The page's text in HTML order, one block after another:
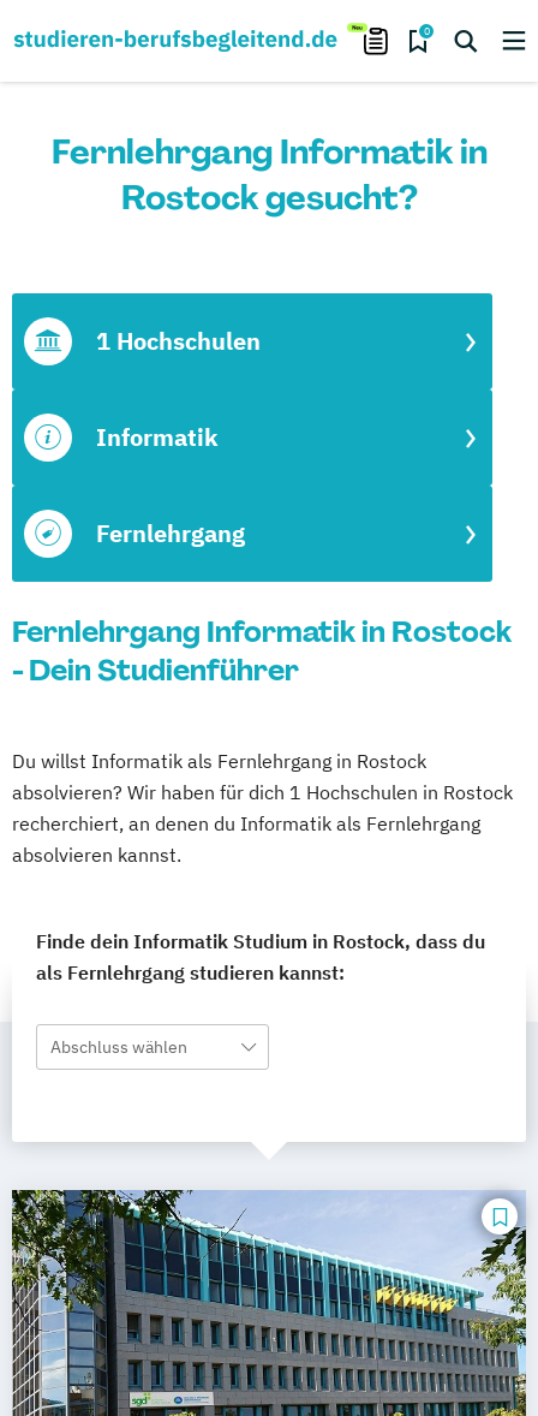
0
Fernlehrgang Informatik in
Rostock gesucht?
Fernlehrgang
Informatik
1 Hochschulen
Fernlehrgang Informatik in Rostock
- Dein Studienführer
Du willst Informatik als Fernlehrgang in Rostock
absolvieren? Wir haben für dich 1 Hochschulen in Rostock
recherchiert, an denen du Informatik als Fernlehrgang
absolvieren kannst.
Finde dein Informatik Studium in Rostock, dass du
als Fernlehrgang studieren kannst:
Abschluss wählen